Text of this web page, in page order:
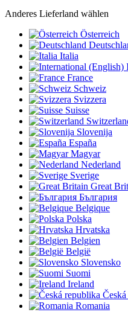
Anderes Lieferland wählen
Österreich
Italia
France
Schweiz
Svizzera
Suisse
Slovenija
España
Magyar
Nederland
Sverige
Great
България
Belgique
Polska
Hrvatska
Belgien
België
Slovensko
Suomi
Ireland
Romania